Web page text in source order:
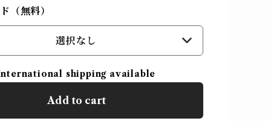
（無料）
選択なし
shipping available
Add to cart